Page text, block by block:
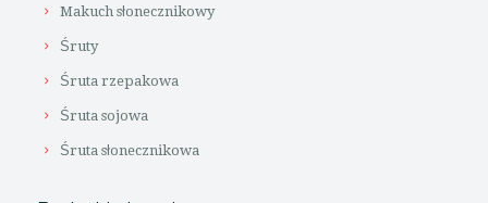
Makuch słonecznikowy
Śruty
Śruta rzepakowa
Śruta sojowa
Śruta słonecznikowa